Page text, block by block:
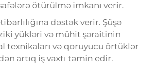
ötürülmə imkanı verir.
dəstək verir. Şüşə
yükləri və mühit şəraitinin
texnikaları və qoruyucu örtüklər
artıq iş vaxtı təmin edir.